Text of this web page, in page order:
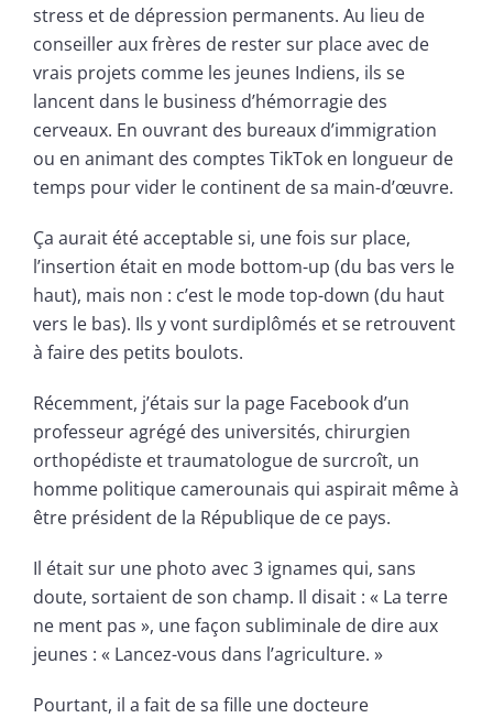
stress et de dépression permanents. Au lieu de
conseiller aux frères de rester sur place avec de
vrais projets comme les jeunes Indiens, ils se
lancent dans le business d’hémorragie des
cerveaux. En ouvrant des bureaux d’immigration
ou en animant des comptes TikTok en longueur de
temps pour vider le continent de sa main-d’œuvre.
Ça aurait été acceptable si, une fois sur place,
l’insertion était en mode bottom-up (du bas vers le
haut), mais non : c’est le mode top-down (du haut
vers le bas). Ils y vont surdiplômés et se retrouvent
à faire des petits boulots.
Récemment, j’étais sur la page Facebook d’un
professeur agrégé des universités, chirurgien
orthopédiste et traumatologue de surcroît, un
homme politique camerounais qui aspirait même à
être président de la République de ce pays.
Il était sur une photo avec 3 ignames qui, sans
doute, sortaient de son champ. Il disait : « La terre
ne ment pas », une façon subliminale de dire aux
jeunes : « Lancez-vous dans l’agriculture. »
Pourtant, il a fait de sa fille une docteure